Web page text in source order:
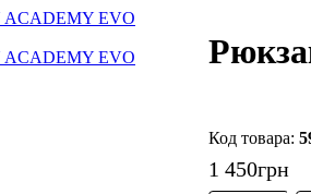
1 450грн